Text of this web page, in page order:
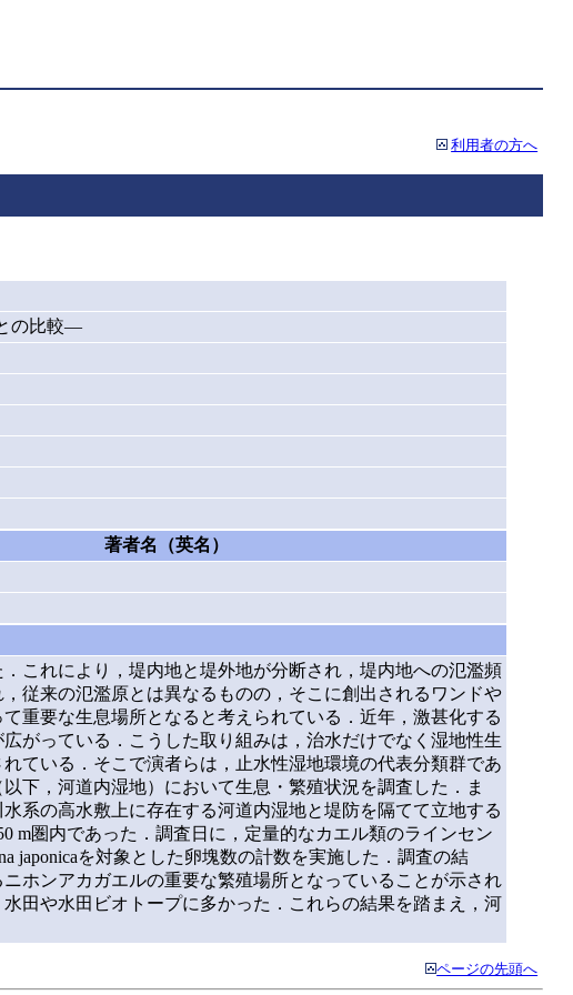
利用者の方へ
の比較―
著者名（英名）
これにより，堤内地と堤外地が分断され，堤内地への氾濫頻
従来の氾濫原とは異なるものの，そこに創出されるワンドや
重要な生息場所となると考えられている．近年，激甚化する
がっている．こうした取り組みは，治水だけでなく湿地性生
ている．そこで演者らは，止水性湿地環境の代表分類群であ
下，河道内湿地）において生息・繁殖状況を調査した．ま
系の高水敷上に存在する河道内湿地と堤防を隔てて立地する
m圏内であった．調査日に，定量的なカエル類のラインセン
japonicaを対象とした卵塊数の計数を実施した．調査の結
ホンアカガエルの重要な繁殖場所となっていることが示され
田や水田ビオトープに多かった．これらの結果を踏まえ，河
ページの先頭へ